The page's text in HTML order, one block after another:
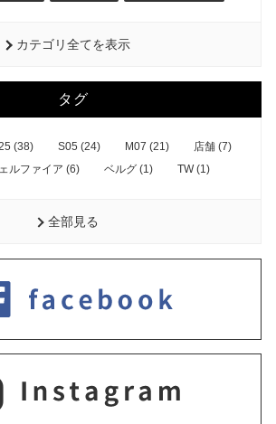
カテゴリ全てを表示
タグ
(38) S05 (24) M07 (21)
店舗 (7)
ルファイア (6)
ベルグ (1) TW (1)
全部見る